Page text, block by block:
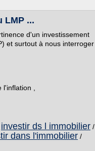
LMP ...
d'un investissement
et surtout à nous interroger
,
investir ds l immobilier /
dans l'immobilier /